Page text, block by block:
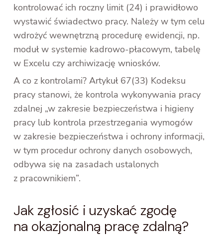
kontrolować ich roczny limit (24) i prawidłowo
wystawić świadectwo pracy. Należy w tym celu
wdrożyć wewnętrzną procedurę ewidencji, np.
moduł w systemie kadrowo-płacowym, tabelę
w Excelu czy archiwizację wniosków.
A co z kontrolami? Artykuł 67(33) Kodeksu
pracy stanowi, że kontrola wykonywania pracy
zdalnej „w zakresie bezpieczeństwa i higieny
pracy lub kontrola przestrzegania wymogów
w zakresie bezpieczeństwa i ochrony informacji,
w tym procedur ochrony danych osobowych,
odbywa się na zasadach ustalonych
z pracownikiem”.
Jak zgłosić i uzyskać zgodę
na okazjonalną pracę zdalną?